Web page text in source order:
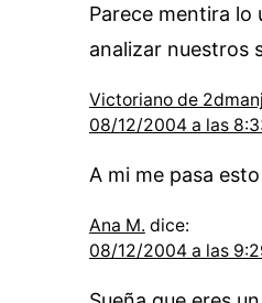
Parece mentira lo
analizar nuestros
Victoriano de
08/12/2004 a las
A mi me pasa
Ana M. dice:
08/12/2004 a las